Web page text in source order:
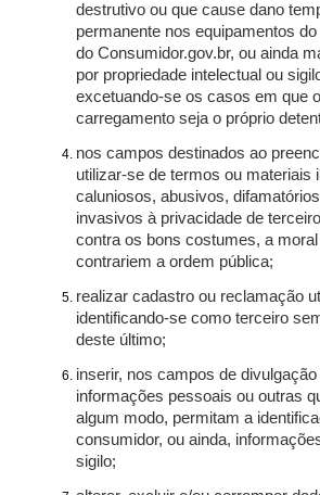
destrutivo ou que cause dano
permanente nos equipamentos
do Consumidor.gov.br, ou ainda
por propriedade intelectual ou
excetuando-se os casos em que
carregamento seja o próprio
nos campos destinados ao
utilizar-se de termos ou materiais
caluniosos, abusivos,
invasivos à privacidade de
contra os bons costumes, a
contrariem a ordem pública;
realizar cadastro ou reclamação
identificando-se como terceiro
deste último;
inserir, nos campos de divulgação
informações pessoais ou outras
algum modo, permitam a
consumidor, ou ainda,
sigilo;